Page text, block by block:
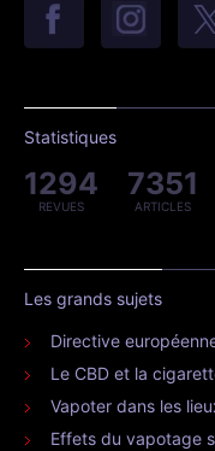
Statistiques
1294
REVUES
7351
ARTICLES
Les grands sujets
Directive
Le CBD et la
Vapoter dans les
Effets du vapotage